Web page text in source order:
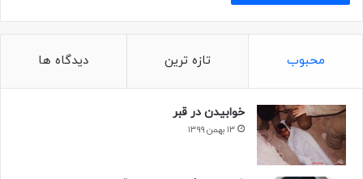
محبوب تازه ترین دیدگاه ها
خوابیدن در قبر
۱۳ بهمن ۱۳۹۹